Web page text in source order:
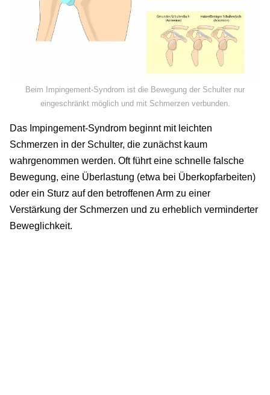
Beim Impingement-Syndrom ist die Bewegung der Schulter nur
eingeschränkt möglich und mit Schmerzen verbunden.
Das Impingement-Syndrom beginnt mit leichten
Schmerzen in der Schulter, die zunächst kaum
wahrgenommen werden. Oft führt eine schnelle falsche
Bewegung, eine Überlastung (etwa bei Überkopfarbeiten)
oder ein Sturz auf den betroffenen Arm zu einer
Verstärkung der Schmerzen und zu erheblich verminderter
Beweglichkeit.